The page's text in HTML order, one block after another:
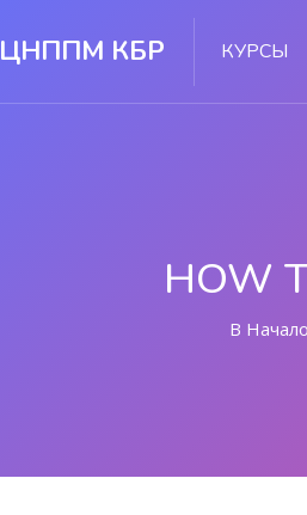
ЦНППМ КБР КУРСЫ
HOW
В Начало